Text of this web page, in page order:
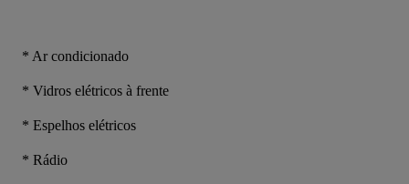
* Ar condicionado
* Vidros elétricos à frente
* Espelhos elétricos
* Rádio